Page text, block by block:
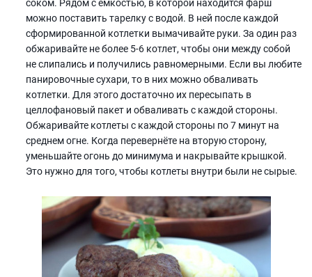
соком. Рядом с ёмкостью, в которой находится фарш
можно поставить тарелку с водой. В ней после каждой
сформированной котлетки вымачивайте руки. За один раз
обжаривайте не более 5-6 котлет, чтобы они между собой
не слипались и получились равномерными. Если вы любите
панировочные сухари, то в них можно обваливать
котлетки. Для этого достаточно их пересыпать в
целлофановый пакет и обваливать с каждой стороны.
Обжаривайте котлеты с каждой стороны по 7 минут на
среднем огне. Когда перевернёте на вторую сторону,
уменьшайте огонь до минимума и накрывайте крышкой.
Это нужно для того, чтобы котлеты внутри были не сырые.